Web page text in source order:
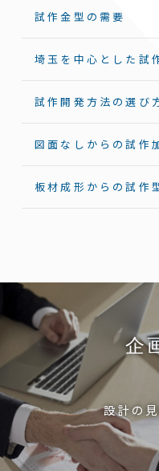
試作金型の需要
埼玉を中心とした試
試作開発方法の選び
図面なしからの試作
板材成形からの試作
企
設計の